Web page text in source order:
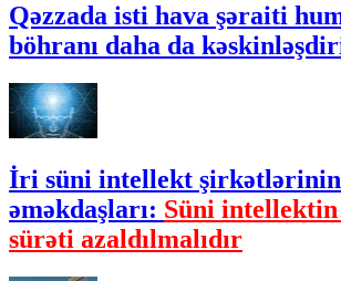
Qəzzada isti hava şəraiti
böhranı daha da
İri süni intellekt şirkətlərinin
əməkdaşları: Süni
sürəti azaldılmalıdır